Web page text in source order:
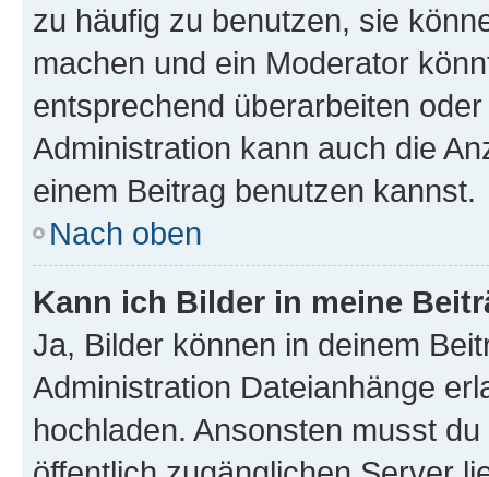
zu häufig zu benutzen, sie
machen und ein Moderator
entsprechend überarbeiten
Administration kann auch die
einem Beitrag benutzen kannst.
Nach oben
Kann ich Bilder in meine
Ja, Bilder können in deinem
Administration Dateianhänge
hochladen. Ansonsten musst